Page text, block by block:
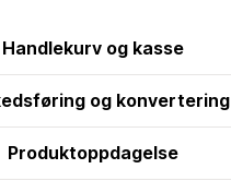
Handlekurv og kasse
og konvertering
Produktoppdagelse